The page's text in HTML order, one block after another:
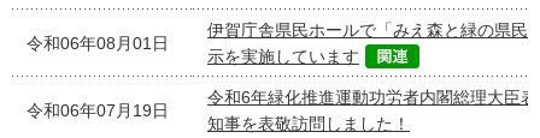
令和06年08月01日
伊賀庁舎県民ホールで「みえ森と緑の県民
示を実施しています
令和06年07月19日
令和6年緑化推進運動功労者内閣総理大臣
知事を表敬訪問しました！